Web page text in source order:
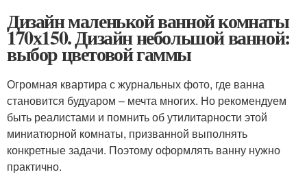
Дизайн маленькой ванной комнаты
170х150. Дизайн небольшой ванной:
выбор цветовой гаммы
Огромная квартира с журнальных фото, где ванна
становится будуаром – мечта многих. Но рекомендуем
быть реалистами и помнить об утилитарности этой
миниатюрной комнаты, призванной выполнять
конкретные задачи. Поэтому оформлять ванну нужно
практично.